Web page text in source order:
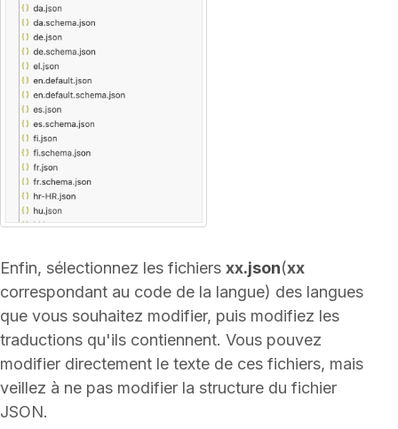
Enfin, sélectionnez les fichiers xx.json(xx
correspondant au code de la langue) des langues
que vous souhaitez modifier, puis modifiez les
traductions qu'ils contiennent. Vous pouvez
modifier directement le texte de ces fichiers, mais
veillez à ne pas modifier la structure du fichier
JSON.